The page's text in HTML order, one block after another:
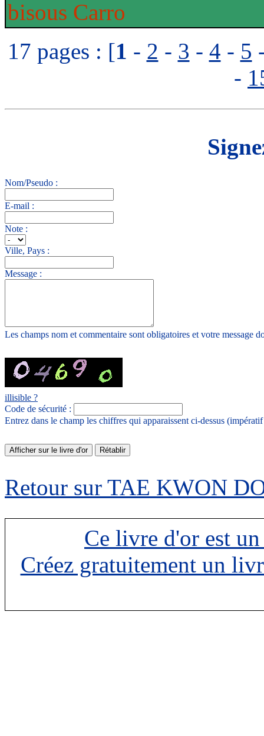
bisous Carro
17 pages : [1 - 2 - 3 - 4 - 5
-
Nom/Pseudo :
E-mail :
Note :
Ville, Pays :
Message :
Les champs nom et commentaire sont obligatoires et votre message
illisible ?
Code de sécurité :
Entrez dans le champ les chiffres qui apparaissent ci-dessus
Retour sur TAE KWON
Ce livre d'or est
Créez gratuitement un